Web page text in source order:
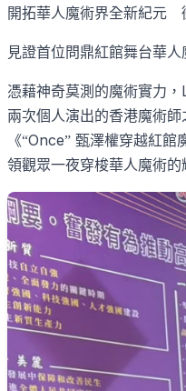
開拓華人魔術界全新紀元
見證首位問鼎紅館舞台華
憑藉神奇莫測的魔術實力，
兩次個人演出的香港魔術
《“Once” 甄澤權穿越紅館
領觀眾一夜穿梭華人魔術